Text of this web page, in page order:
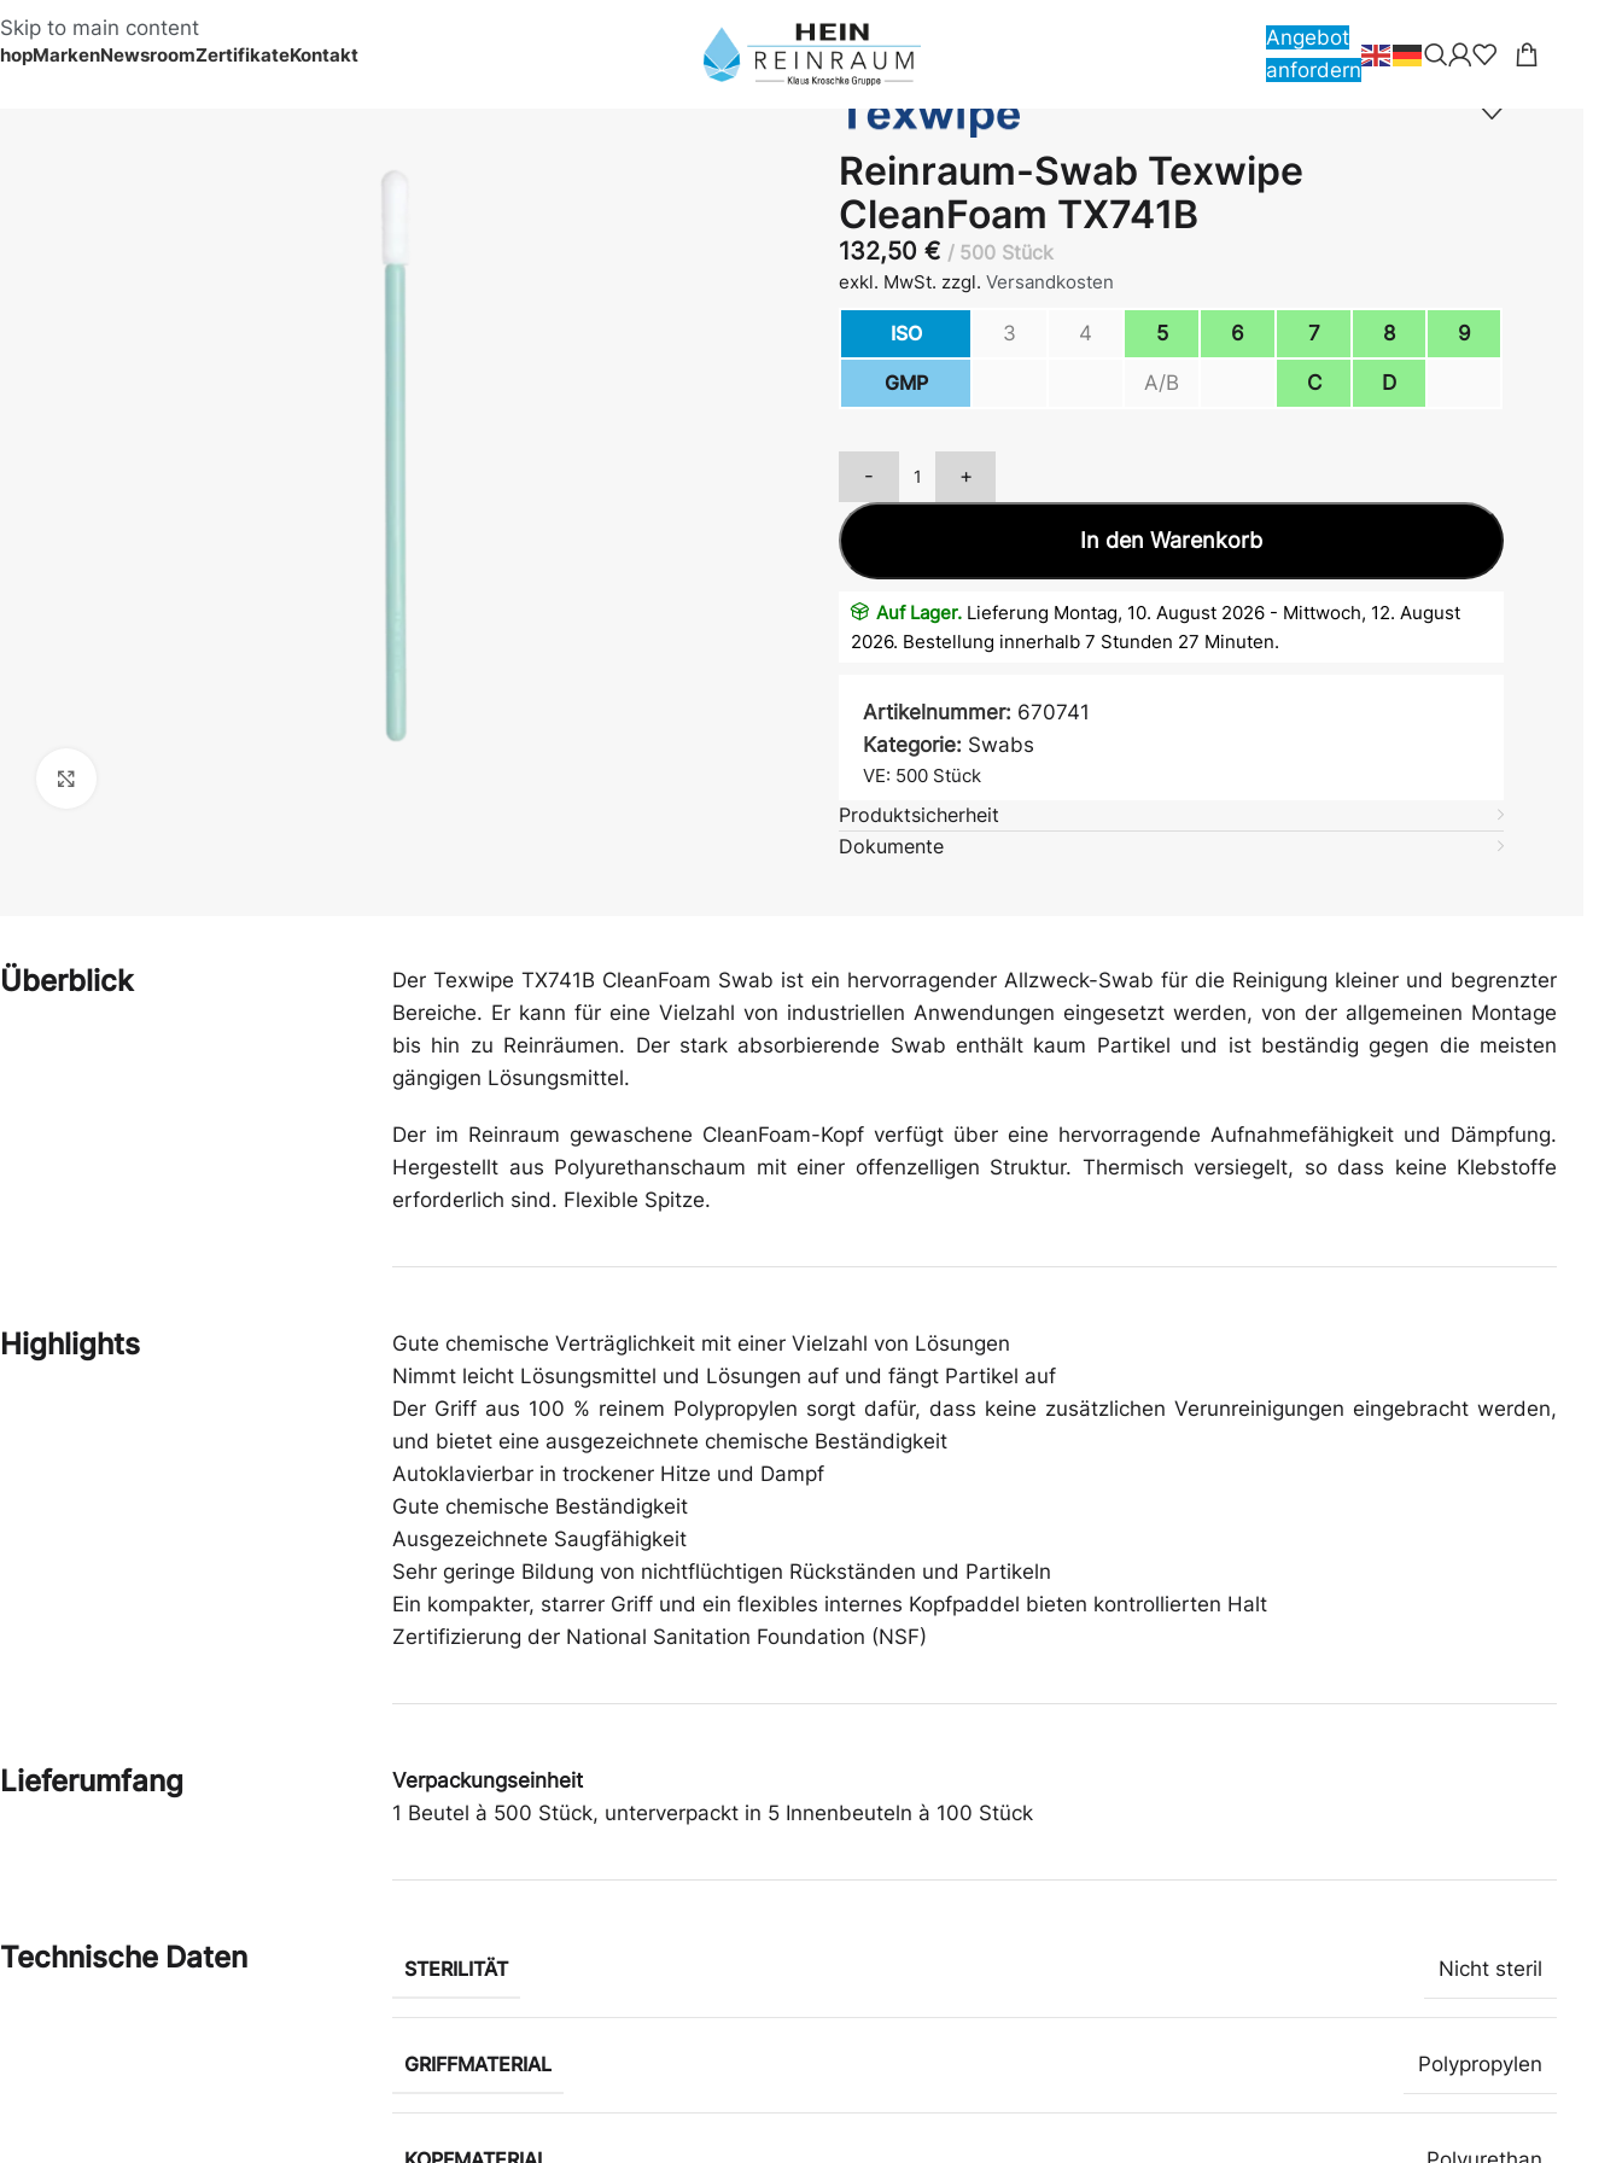
Skip to main content
Overalls & Kittel Ärmelschoner
Überschuhe
MarkenNewsroomZertifikateKontakt
Angebot
anfordern
Reinraum-Swab Texwipe
CleanFoam TX741B
132,50 € 500 Stück
exkl. MwSt. zzgl. Versandkosten
ISO 3 4 5 6 7 8 9
GMP A/B C D
- +
In den Warenkorb
Auf Lager. Lieferung Montag, 10. August 2026 - Mittwoch, 12. August
2026. Bestellung innerhalb 7 Stunden 27 Minuten.
Artikelnummer: 670741
Kategorie: Swabs
VE: 500 Stück
Produktsicherheit
Dokumente
Überblick
Der Texwipe TX741B CleanFoam Swab ist ein hervorragender Allzweck-Swab für die Reinigung kleiner und begrenzter
Bereiche. Er kann für eine Vielzahl von industriellen Anwendungen eingesetzt werden, von der allgemeinen Montage
bis hin zu Reinräumen. Der stark absorbierende Swab enthält kaum Partikel und ist beständig gegen die meisten
gängigen Lösungsmittel.
Der im Reinraum gewaschene CleanFoam-Kopf verfügt über eine hervorragende Aufnahmefähigkeit und Dämpfung.
Hergestellt aus Polyurethanschaum mit einer offenzelligen Struktur. Thermisch versiegelt, so dass keine Klebstoffe
erforderlich sind. Flexible Spitze.
Highlights
Gute chemische Verträglichkeit mit einer Vielzahl von Lösungen
Nimmt leicht Lösungsmittel und Lösungen auf und fängt Partikel auf
Der Griff aus 100 % reinem Polypropylen sorgt dafür, dass keine zusätzlichen Verunreinigungen eingebracht werden,
und bietet eine ausgezeichnete chemische Beständigkeit
Autoklavierbar in trockener Hitze und Dampf
Gute chemische Beständigkeit
Ausgezeichnete Saugfähigkeit
Sehr geringe Bildung von nichtflüchtigen Rückständen und Partikeln
Ein kompakter, starrer Griff und ein flexibles internes Kopfpaddel bieten kontrollierten Halt
Zertifizierung der National Sanitation Foundation (NSF)
Lieferumfang
Verpackungseinheit
1 Beutel à 500 Stück, unterverpackt in 5 Innenbeuteln à 100 Stück
Technische Daten STERILITÄT Nicht steril
GRIFFMATERIAL Polypropylen